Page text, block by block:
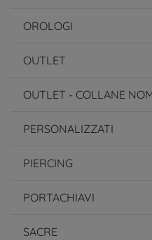
OROLOGI
OUTLET
OUTLET - COLLANE
PERSONALIZZATI
PIERCING
PORTACHIAVI
SACRE